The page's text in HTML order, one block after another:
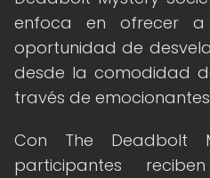
enfoca en ofrecer a
oportunidad de
desde la comodidad
través de
Con The Deadbolt
participantes